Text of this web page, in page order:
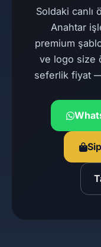
Soldaki canlı
Anahtar
premium
ve logo size
seferlik fiyat